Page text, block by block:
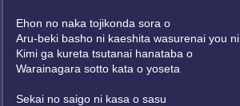
Ehon no naka tojikonda sora o
Aru-beki basho ni kaeshita wasurenai you ni
Kimi ga kureta tsutanai hanataba o
Warainagara sotto kata o yoseta
Sekai no saigo ni kasa o sasu